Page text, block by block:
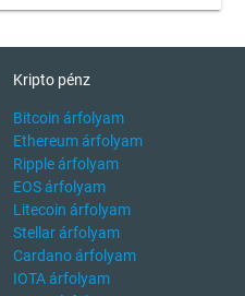
Kripto pénz
Bitcoin árfolyam
Ethereum árfolyam
Ripple árfolyam
EOS árfolyam
Litecoin árfolyam
Stellar árfolyam
Cardano árfolyam
IOTA árfolyam